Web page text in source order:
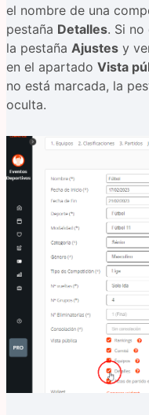
el nombre de una
pestaña Detalles. Si no
la pestaña Ajustesy
en el apartado Vista
no está marcada, la
oculta.